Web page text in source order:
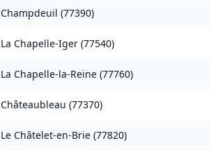
Champdeuil (77390)
La Chapelle-Iger (77540)
La Chapelle-la-Reine (77760)
Châteaubleau (77370)
Le Châtelet-en-Brie (77820)